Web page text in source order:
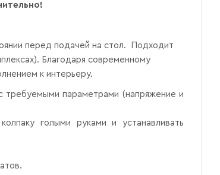
перед подачей на стол. Подходит
Благодаря современному
к интерьеру.
требуемыми параметрами (напряжение и
голыми руками и устанавливать